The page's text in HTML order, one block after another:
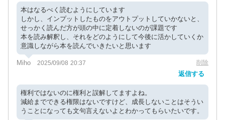
本はなるべく読むようにしています
しかし、インプットしたものをアウトプットしていかないと、
せっかく読んだ方が頭の中に定着しないのが課題です
本を読み解釈し、それをどのようにして今後に活かしていくか
意識しながら本を読んでいきたいと思います
Miho 2025/09/08 20:37 削除
返信する
権利ではないのに権利と誤解してますよね。
減給までできる権限はないですけど、成長しないことはそうい
うことになっても文句言えないよとわかってもらいたいです。